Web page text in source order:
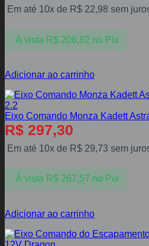
Em até 10x de R$ 22,98 sem
À vista R$206,82 no Pix
Adicionar ao carrinho
Eixo Comando Monza Kadett
R$ 297,30
Em até 10x de R$ 29,73 sem
À vista R$267,57 no Pix
Adicionar ao carrinho